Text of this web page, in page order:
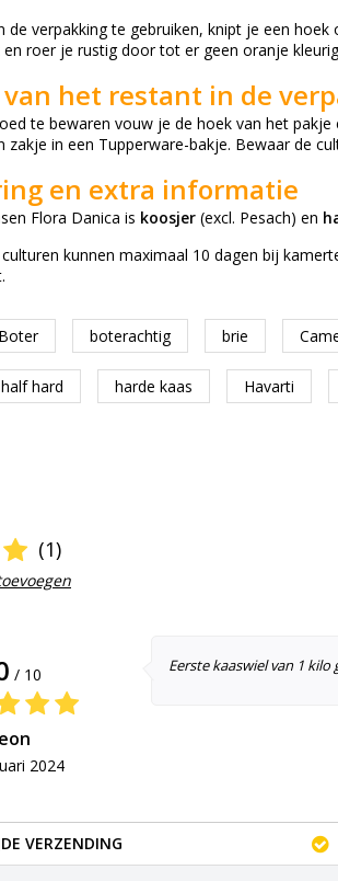
de verpakking te gebruiken, knipt je een
roer je rustig door tot er geen oranje
van het restant in de
te bewaren vouw je de hoek van het
zakje in een Tupperware-bakje. Bewaar de
en extra informatie
Flora Danica is koosjer (excl. Pesach) en
kunnen maximaal 10 dagen bij
Boter boterachtig brie
half hard harde kaas Havarti
(1)
/ 10
2024
Eerste kaaswiel van 1
VERZENDING